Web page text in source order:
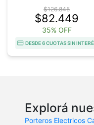
$126.845
$82.449
35% OFF
DESDE 6 CUOTAS SIN
Explorá
Porteros Electricos